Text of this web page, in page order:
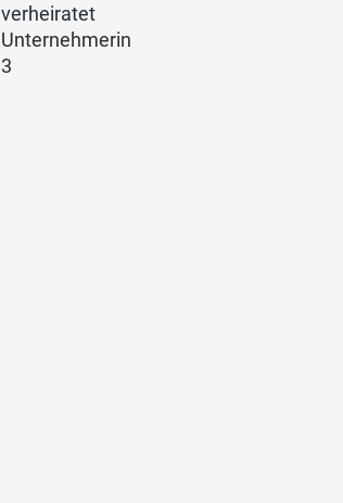
verheiratet
Unternehmerin
3